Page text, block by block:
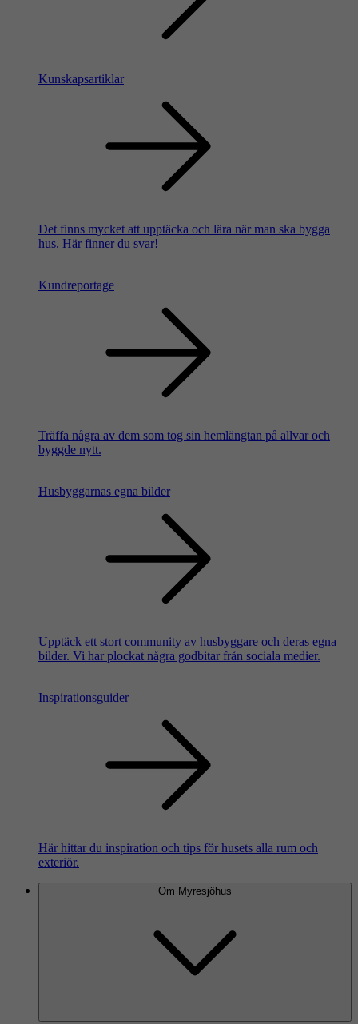
Kunskapsartiklar
Det finns mycket att upptäcka och lära när man ska bygga
hus. Här finner du svar!
Kundreportage
Träffa några av dem som tog sin hemlängtan på allvar och
byggde nytt.
Husbyggarnas egna bilder
Upptäck ett stort community av husbyggare och deras egna
bilder. Vi har plockat några godbitar från sociala medier.
Inspirationsguider
Här hittar du inspiration och tips för husets alla rum och
exteriör.
Om Myresjöhus